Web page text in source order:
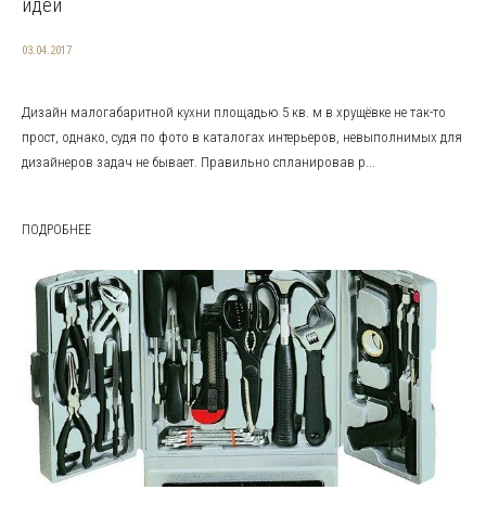
03.04.2017
Дизайн малогабаритной кухни площадью 5 кв. м в хрущёвке не так-то
прост, однако, судя по фото в каталогах интерьеров, невыполнимых для
дизайнеров задач не бывает. Правильно спланировав р...
ПОДРОБНЕЕ